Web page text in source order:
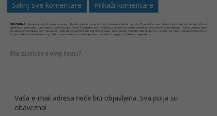
Sakrij sve komentare Prikaži komentare
NAPOMENA: Komentari odražavaju stavove njihovih autora, a ne nužno i stavove internet portala Banjaluka.com. Molimo korisnike da se suzdrže od
vrijeđanja, psovanja i vulgarnog izražavanja. Portal Banjaluka.com zadržava pravo da obriše komentar bez najave i objašnjenja. Zbog velikog broja
komentara Banjaluka.com nije dužan obrisati sve komentare koji krše pravila. Kao čitalac takođe prihvatate mogućnost da među komentarima mogu
biti pronađeni sadržaji koji mogu biti u suprotnosti sa vašim vjerskim, moralnim i drugim načelima i uvjerenjima.
Šta mislite o ovoj temi?
Vaša e-mail adresa neće biti objavljena. Sva polja su
obavezna!